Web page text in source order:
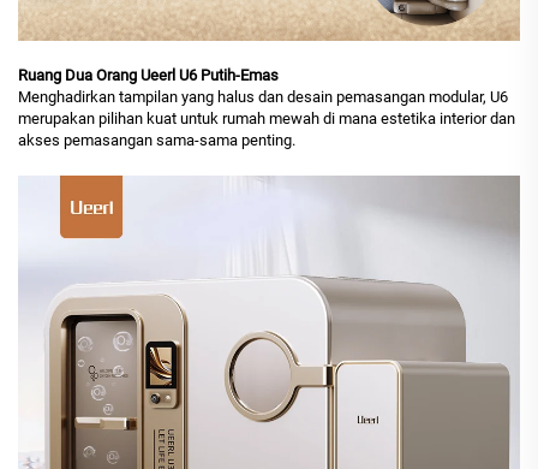
Ruang Dua Orang Ueerl U6 Putih-Emas
Menghadirkan tampilan yang halus dan desain pemasangan modular, U6
merupakan pilihan kuat untuk rumah mewah di mana estetika interior dan
akses pemasangan sama-sama penting.